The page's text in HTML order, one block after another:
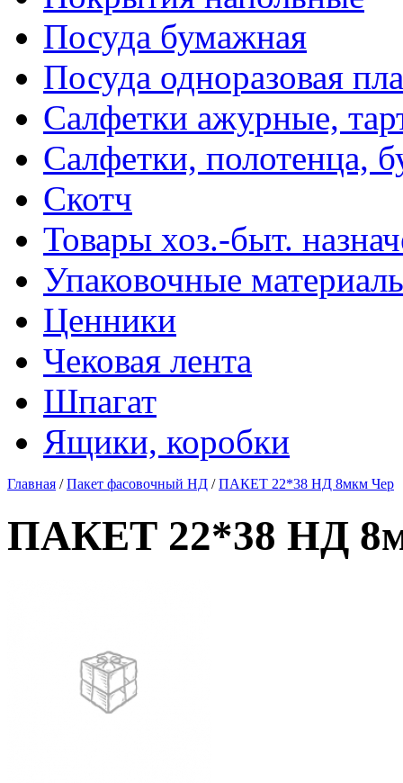
Посуда бумажная
Посуда одноразовая
Салфетки ажурные,
Салфетки, полотенца,
Скотч
Товары хоз.-быт.
Упаковочные
Ценники
Чековая лента
Шпагат
Ящики, коробки
Главная /Пакет фасовочный НД /ПАКЕТ 22*38 НД 8мкм Чер
ПАКЕТ 22*38 НД